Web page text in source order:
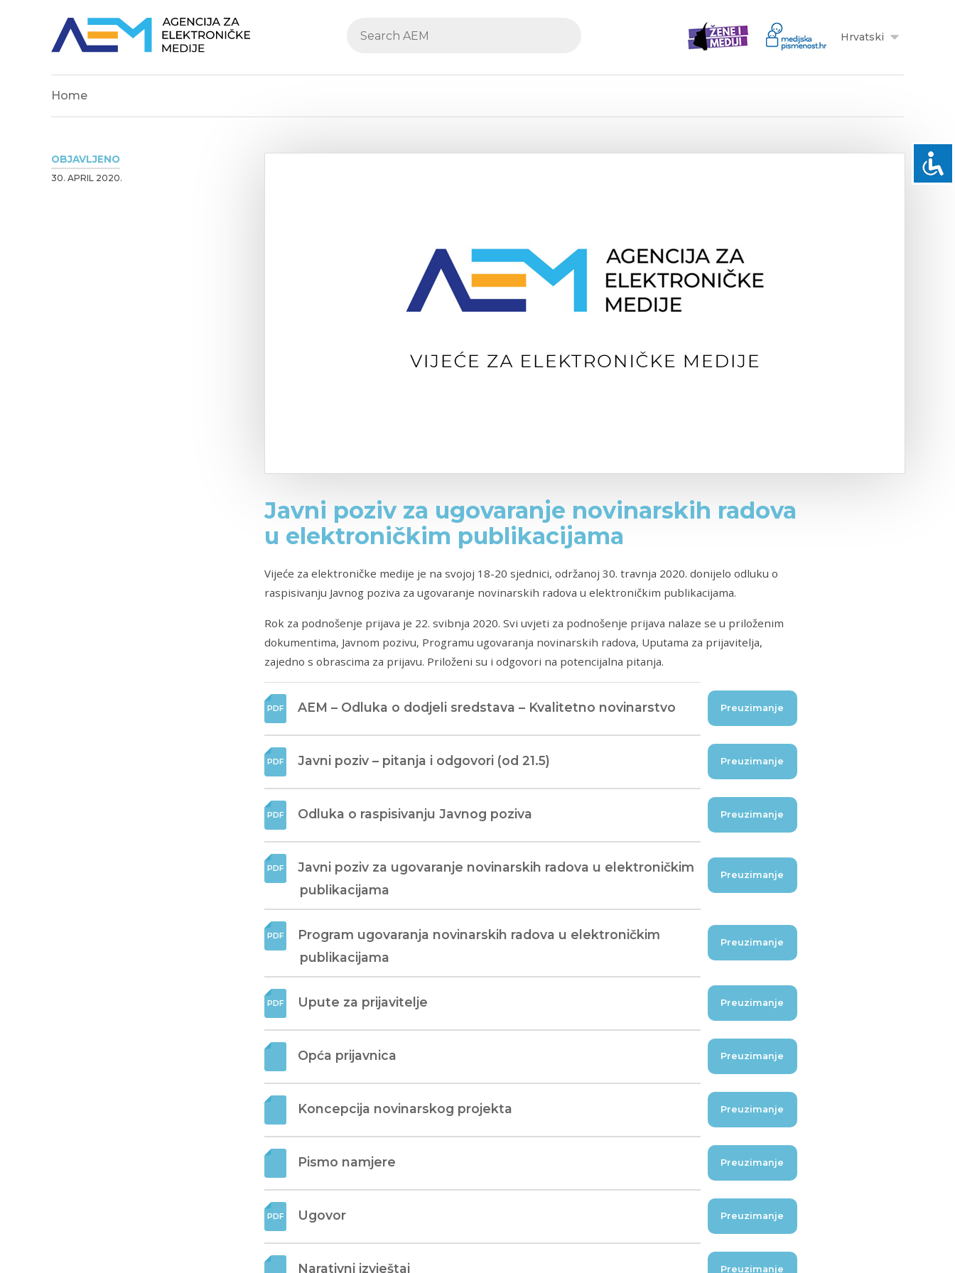
Hrvatski
Home
OBJAVLJENO
30. APRIL 2020.
Javni poziv za ugovaranje novinarskih radova
u elektroničkim publikacijama
Vijeće za elektroničke medije je na svojoj 18-20 sjednici, održanoj 30. travnja 2020. donijelo odluku o
raspisivanju Javnog poziva za ugovaranje novinarskih radova u elektroničkim publikacijama.
Rok za podnošenje prijava je 22. svibnja 2020. Svi uvjeti za podnošenje prijava nalaze se u priloženim
dokumentima, Javnom pozivu, Programu ugovaranja novinarskih radova, Uputama za prijavitelja,
zajedno s obrascima za prijavu. Priloženi su i odgovori na potencijalna pitanja.
AEM – Odluka o dodjeli sredstava – Kvalitetno novinarstvo Preuzimanje
Javni poziv – pitanja i odgovori (od 21.5) Preuzimanje
Odluka o raspisivanju Javnog poziva Preuzimanje
Javni poziv za ugovaranje novinarskih radova u elektroničkim
publikacijama
Preuzimanje
Program ugovaranja novinarskih radova u elektroničkim
publikacijama
Preuzimanje
Upute za prijavitelje Preuzimanje
Opća prijavnica Preuzimanje
Koncepcija novinarskog projekta Preuzimanje
Pismo namjere Preuzimanje
Ugovor Preuzimanje
Narativni izvještaj Preuzimanje